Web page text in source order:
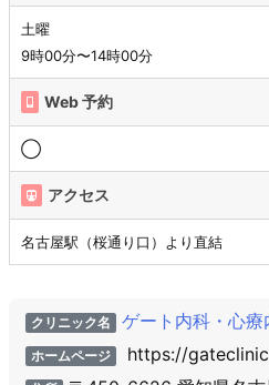
土曜
9時00分〜14時00分
Web 予約
◯
アクセス
名古屋駅（桜通り口）より直結
クリニック名 ゲート内科・心療
ホームページ https://